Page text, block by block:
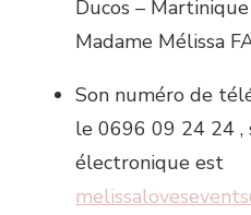
Ducos –
Madame Mélissa
Son numéro de
le 0696 09 24 24 ,
électronique est